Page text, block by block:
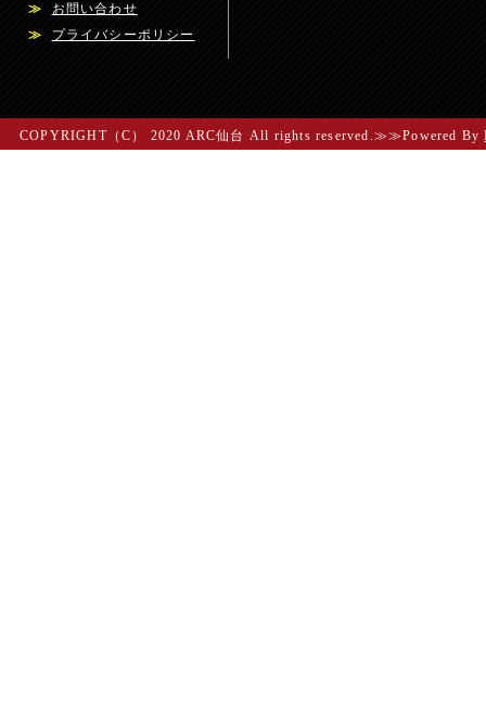
≫
お問い合わせ
≫
プライバシーポリシー
COPYRIGHT（C） 2020 ARC仙台 All rights reserved.≫≫Powered By